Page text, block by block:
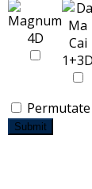
Permutate
Submit